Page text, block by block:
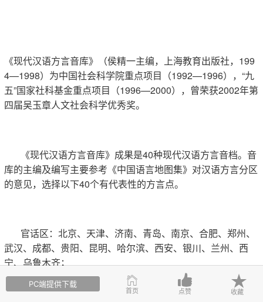
《现代汉语方言音库》（侯精一主编，上海教育出版社，199
4—1998）为中国社会科学院重点项目（1992—1996），“九
五”国家社科基金重点项目（1996—2000），曾荣获2002年第
四届吴玉章人文社会科学优秀奖。
《现代汉语方言音库》成果是40种现代汉语方言音档。音
库的主编及编写主要参考《中国语言地图集》对汉语方言分区
的意见，选择以下40个有代表性的方言点。
官话区：北京、天津、济南、青岛、南京、合肥、郑州、
武汉、成都、贵阳、昆明、哈尔滨、西安、银川、兰州、西
宁、乌鲁木齐；
PC端提供下载
首页 点赞 收藏